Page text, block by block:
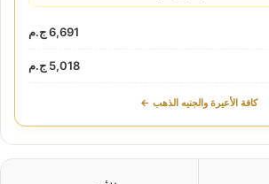
6,691 ج.م
5,018 ج.م
كافة الأعيرة والجنيه الذهب ←